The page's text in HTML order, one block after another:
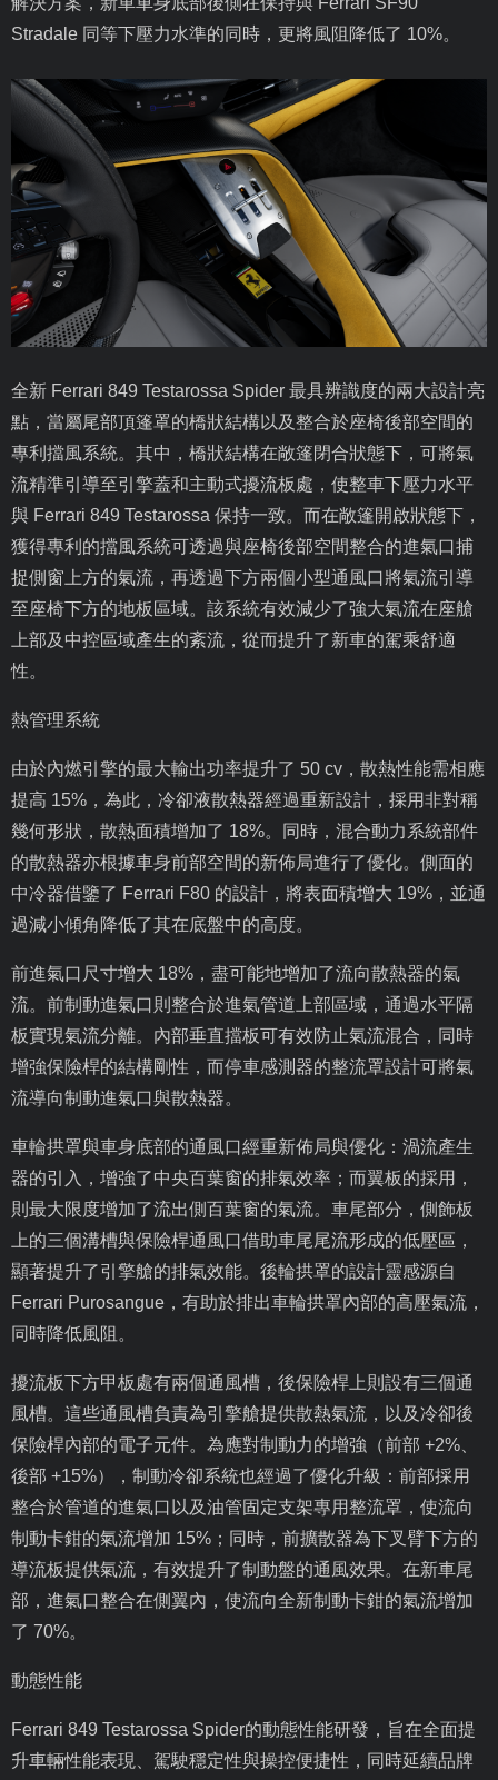
Stradale 同等下壓力水準的同時，更將風阻降低了 10%。
全新 Ferrari 849 Testarossa Spider 最具辨識度的兩大設計亮
點，當屬尾部頂篷罩的橋狀結構以及整合於座椅後部空間的
專利擋風系統。其中，橋狀結構在敞篷閉合狀態下，可將氣
流精準引導至引擎蓋和主動式擾流板處，使整車下壓力水平
與 Ferrari 849 Testarossa 保持一致。而在敞篷開啟狀態下，
獲得專利的擋風系統可透過與座椅後部空間整合的進氣口捕
捉側窗上方的氣流，再透過下方兩個小型通風口將氣流引導
至座椅下方的地板區域。該系統有效減少了強大氣流在座艙
上部及中控區域產生的紊流，從而提升了新車的駕乘舒適
性。
熱管理系統
由於內燃引擎的最大輸出功率提升了 50 cv ，散熱性能需相應
提高 15% ，為此，冷卻液散熱器經過重新設計，採用非對稱
幾何形狀，散熱面積增加了 18%。同時，混合動力系統部件
的散熱器亦根據車身前部空間的新佈局進行了優化。側面的
中冷器借鑒了 Ferrari F80 的設計，將表面積增大 19% ，並通
過減小傾角降低了其在底盤中的高度。
前進氣口尺寸增大 18% ，盡可能地增加了流向散熱器的氣
流。前制動進氣口則整合於進氣管道上部區域，通過水平隔
板實現氣流分離。內部垂直擋板可有效防止氣流混合，同時
增強保險桿的結構剛性，而停車感測器的整流罩設計可將氣
流導向制動進氣口與散熱器。
車輪拱罩與車身底部的通風口經重新佈局與優化：渦流產生
器的引入，增強了中央百葉窗的排氣效率；而翼板的採用，
則最大限度增加了流出側百葉窗的氣流。車尾部分，側飾板
上的三個溝槽與保險桿通風口借助車尾尾流形成的低壓區，
顯著提升了引擎艙的排氣效能。後輪拱罩的設計靈感源自
Ferrari Purosangue ，有助於排出車輪拱罩內部的高壓氣流，
同時降低風阻。
擾流板下方甲板處有兩個通風槽，後保險桿上則設有三個通
風槽。這些通風槽負責為引擎艙提供散熱氣流，以及冷卻後
保險桿內部的電子元件。為應對制動力的增強（前部 +2%
後部 +15%），制動冷卻系統也經過了優化升級：前部採用
整合於管道的進氣口以及油管固定支架專用整流罩，使流向
制動卡鉗的氣流增加 15% ；同時，前擴散器為下叉臂下方的
導流板提供氣流，有效提升了制動盤的通風效果。在新車尾
部，進氣口整合在側翼內，使流向全新制動卡鉗的氣流增加
了 70%。
動態性能
Ferrari 849 Testarossa Spider的動態性能研發，旨在全面提
升車輛性能表現、駕駛穩定性與操控便捷性，同時延續品牌